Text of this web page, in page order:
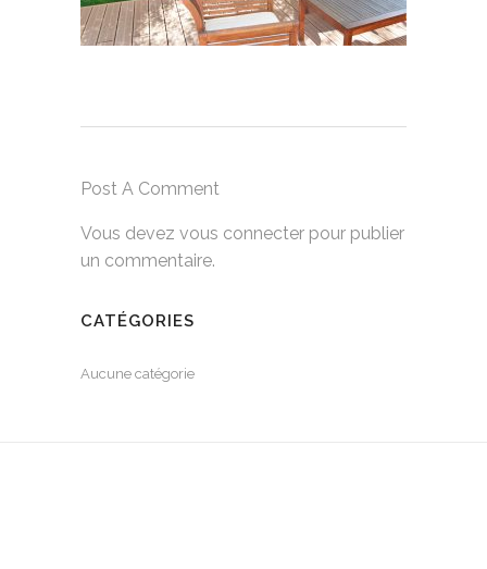
Post A Comment
Vous devez vous connecter pour publier
un commentaire.
CATÉGORIES
Aucune catégorie